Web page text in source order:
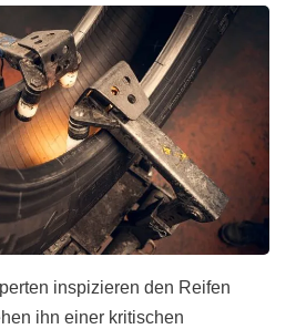
inspizieren den Reifen
ihn einer kritischen